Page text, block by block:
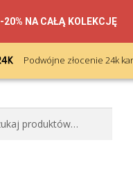
-20% NA CAŁĄ KOLEKCJĘ
Podwójne złocenie 24k